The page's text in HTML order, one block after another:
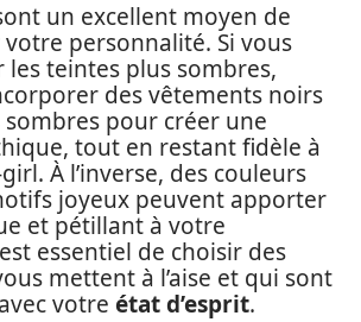
un excellent moyen de
personnalité. Si vous
teintes plus sombres,
des vêtements noirs
pour créer une
tout en restant fidèle à
À l’inverse, des couleurs
joyeux peuvent apporter
et pétillant à votre
essentiel de choisir des
mettent à l’aise et qui sont
votre état d’esprit.